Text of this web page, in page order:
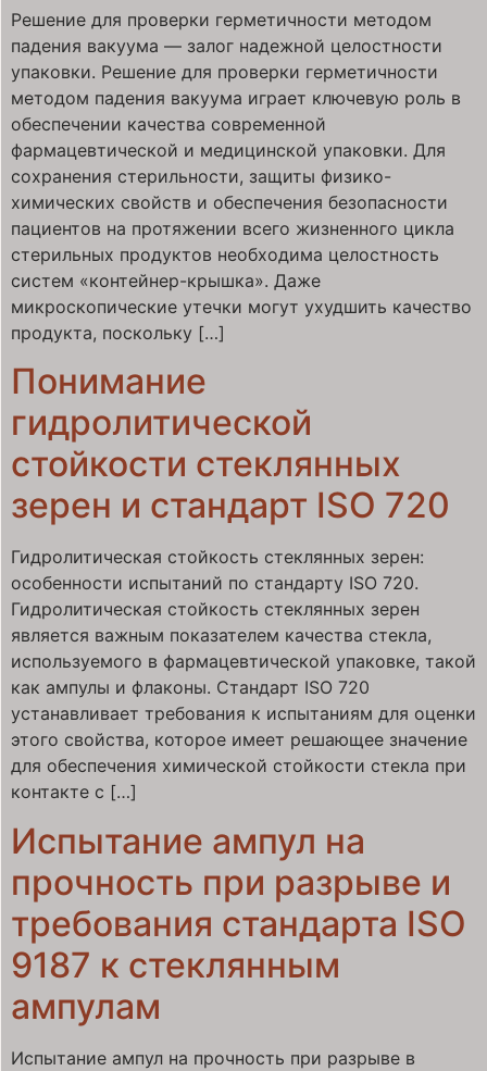
Решение для проверки герметичности методом
падения вакуума — залог надежной целостности
упаковки. Решение для проверки герметичности
методом падения вакуума играет ключевую роль в
обеспечении качества современной
фармацевтической и медицинской упаковки. Для
сохранения стерильности, защиты физико-
химических свойств и обеспечения безопасности
пациентов на протяжении всего жизненного цикла
стерильных продуктов необходима целостность
систем «контейнер-крышка». Даже
микроскопические утечки могут ухудшить качество
продукта, поскольку […]
Понимание
гидролитической
стойкости стеклянных
зерен и стандарт ISO 720
Гидролитическая стойкость стеклянных зерен:
особенности испытаний по стандарту ISO 720.
Гидролитическая стойкость стеклянных зерен
является важным показателем качества стекла,
используемого в фармацевтической упаковке, такой
как ампулы и флаконы. Стандарт ISO 720
устанавливает требования к испытаниям для оценки
этого свойства, которое имеет решающее значение
для обеспечения химической стойкости стекла при
контакте с […]
Испытание ампул на
прочность при разрыве и
требования стандарта ISO
9187 к стеклянным
ампулам
Испытание ампул на прочность при разрыве в